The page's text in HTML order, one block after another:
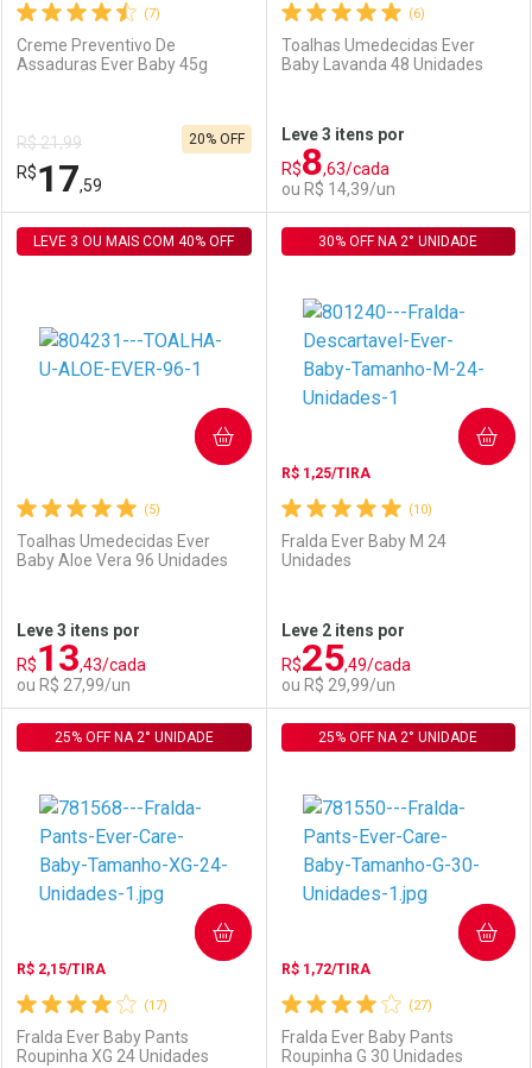
Comprar sem Desconto
Por R$ 29,99/cada
Comprar sem Desconto
Por R$ 29,99/cada
Comprar sem Desconto
Por R$ 51,59/cada
Comprar sem Desconto
Por R$ 51,59/cada
(7)
Creme Preventivo De
Assaduras Ever Baby 45g
R$ 21,99
R$17,59
20% OFF
Comprar sem Desconto
Por R$ 17,59/cada
Comprar sem Desconto
Por R$ 17,59/cada
(6)
Toalhas Umedecidas Ever
Baby Lavanda 48 Unidades
Leve 3 itens por
R$8,63/cada
ou R$ 14,39/un
Laboratório
Comprar sem Desconto
Por R$ 14,39/cada
Por Menos
Comprar sem Desconto
Por R$ 14,39/cada
(5)
Toalhas Umedecidas Ever
Baby Aloe Vera 96 Unidades
LEVE 3 OU MAIS COM 40% OFF
Leve 3 itens por
R$13,43/cada
ou R$ 27,99/un
COMPRAR
FECHAR
Laboratório
FECHAR
Por Menos
(10)
R$ 1,25/TIRA
Fralda Ever Baby M 24
Unidades
30% OFF NA 2° UNIDADE
Leve 2 itens por
R$25,49/cada
ou R$ 29,99/un
COMPRAR
Laboratório
Por Menos
(17)
R$ 2,15/TIRA
Fralda Ever Baby Pants
Roupinha XG 24 Unidades
25% OFF NA 2° UNIDADE
COMPRAR
(27)
R$ 1,72/TIRA
Fralda Ever Baby Pants
Roupinha G 30 Unidades
25% OFF NA 2° UNIDADE
COMPRAR